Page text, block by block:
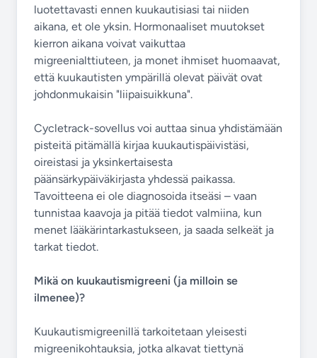
luotettavasti ennen kuukautisiasi tai niiden
aikana, et ole yksin. Hormonaaliset muutokset
kierron aikana voivat vaikuttaa
migreenialttiuteen, ja monet ihmiset huomaavat,
että kuukautisten ympärillä olevat päivät ovat
johdonmukaisin "liipaisuikkuna".
Cycletrack-sovellus voi auttaa sinua yhdistämään
pisteitä pitämällä kirjaa kuukautispäivistäsi,
oireistasi ja yksinkertaisesta
päänsärkypäiväkirjasta yhdessä paikassa.
Tavoitteena ei ole diagnosoida itseäsi – vaan
tunnistaa kaavoja ja pitää tiedot valmiina, kun
menet lääkärintarkastukseen, ja saada selkeät ja
tarkat tiedot.
Mikä on kuukautismigreeni (ja milloin se
ilmenee)?
Kuukautismigreenillä tarkoitetaan yleisesti
migreenikohtauksia, jotka alkavat tiettynä